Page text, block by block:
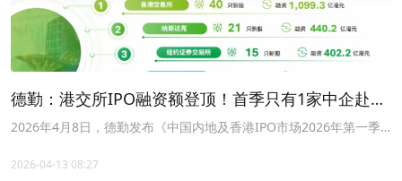
德勤：港交所IPO融资额登顶！首季只有1家中企赴美
上市
2026年4月8日，德勤发布《中国内地及香港IPO市场2026年第一季
总额同比增长22%，香港市场以1099亿港元融资额位列全球新股融资
2026-04-13 08:27